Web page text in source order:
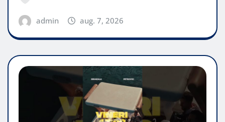
admin aug. 7, 2026